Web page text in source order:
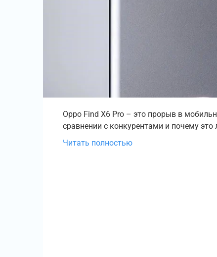
Oppo Find X6 Pro – это прорыв в
сравнении с конкурентами и почему
Читать полностью